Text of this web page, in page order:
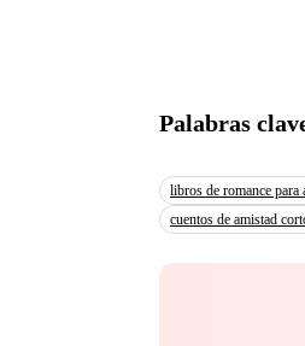
Palabras
libros de romance para
cuentos de amistad